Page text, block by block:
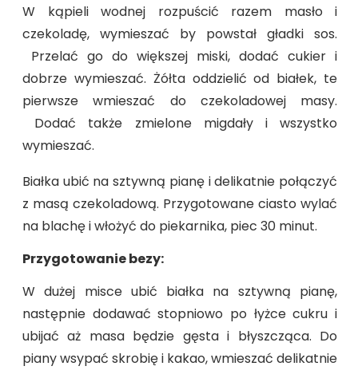
W kąpieli wodnej rozpuścić razem masło i
czekoladę, wymieszać by powstał gładki sos.
Przelać go do większej miski, dodać cukier i
dobrze wymieszać. Żółta oddzielić od białek, te
pierwsze wmieszać do czekoladowej masy.
Dodać także zmielone migdały i wszystko
wymieszać.
Białka ubić na sztywną pianę i delikatnie połączyć
z masą czekoladową. Przygotowane ciasto wylać
na blachę i włożyć do piekarnika, piec 30 minut.
Przygotowanie bezy:
W dużej misce ubić białka na sztywną pianę,
następnie dodawać stopniowo po łyżce cukru i
ubijać aż masa będzie gęsta i błyszcząca. Do
piany wsypać skrobię i kakao, wmieszać delikatnie